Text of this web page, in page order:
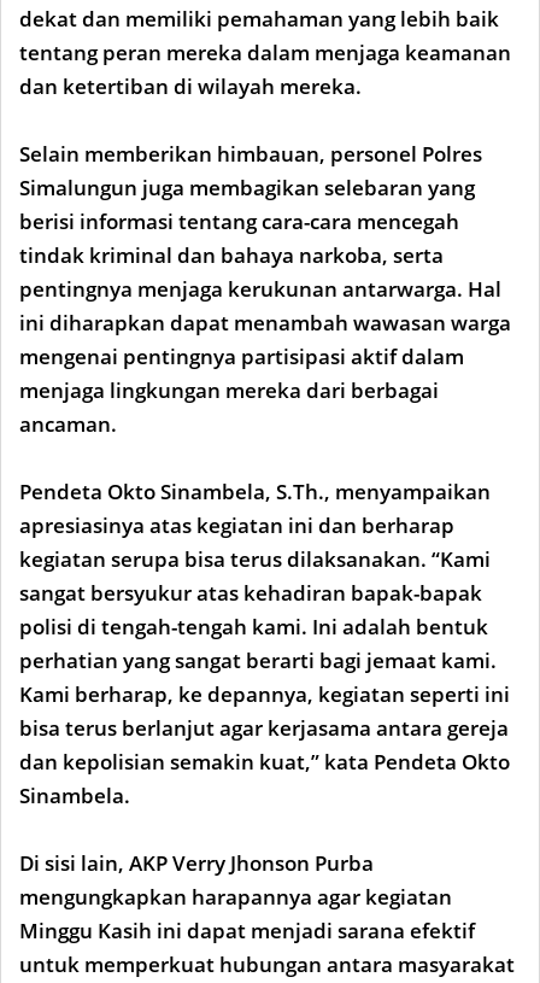
dekat dan memiliki pemahaman yang lebih baik
tentang peran mereka dalam menjaga keamanan
dan ketertiban di wilayah mereka.
Selain memberikan himbauan, personel Polres
Simalungun juga membagikan selebaran yang
berisi informasi tentang cara-cara mencegah
tindak kriminal dan bahaya narkoba, serta
pentingnya menjaga kerukunan antarwarga. Hal
ini diharapkan dapat menambah wawasan warga
mengenai pentingnya partisipasi aktif dalam
menjaga lingkungan mereka dari berbagai
ancaman.
Pendeta Okto Sinambela, S.Th., menyampaikan
apresiasinya atas kegiatan ini dan berharap
kegiatan serupa bisa terus dilaksanakan. “Kami
sangat bersyukur atas kehadiran bapak-bapak
polisi di tengah-tengah kami. Ini adalah bentuk
perhatian yang sangat berarti bagi jemaat kami.
Kami berharap, ke depannya, kegiatan seperti ini
bisa terus berlanjut agar kerjasama antara gereja
dan kepolisian semakin kuat,” kata Pendeta Okto
Sinambela.
Di sisi lain, AKP Verry Jhonson Purba
mengungkapkan harapannya agar kegiatan
Minggu Kasih ini dapat menjadi sarana efektif
untuk memperkuat hubungan antara masyarakat